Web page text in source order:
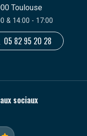
Toulouse
& 14:00 - 17:00
05 82 95 20 28
sociaux